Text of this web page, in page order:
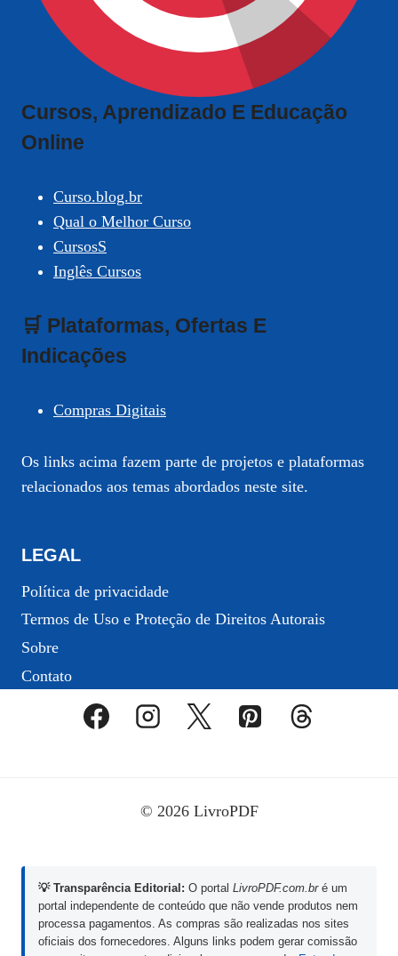
Cursos, Aprendizado E Educação
Online
Curso.blog.br
Qual o Melhor Curso
CursosS
Inglês Cursos
🛒 Plataformas, Ofertas E
Indicações
Compras Digitais
Os links acima fazem parte de projetos e plataformas
relacionados aos temas abordados neste site.
LEGAL
Política de privacidade
Termos de Uso e Proteção de Direitos Autorais
Sobre
Contato
© 2026 LivroPDF
💡 Transparência Editorial: O portal LivroPDF.com.bré um
portal independente de conteúdo que não vende produtos nem
processa pagamentos. As compras são realizadas nos sites
oficiais dos fornecedores. Alguns links podem gerar comissão